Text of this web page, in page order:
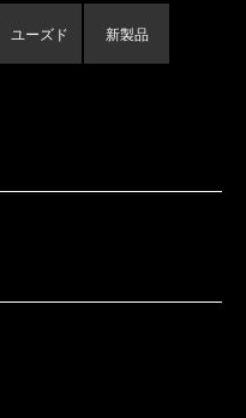
ユーズド 新製品